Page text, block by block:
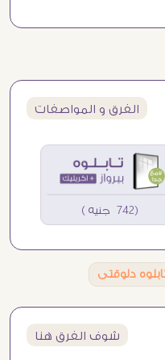
الفرق و المواصفات
(742 جنيه )
دلوقتى
شوف الفرق هنا